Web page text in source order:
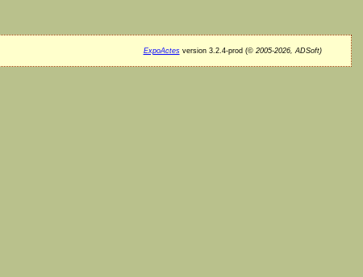
ExpoActesversion 3.2.4-prod (©2005-2026, ADSoft)